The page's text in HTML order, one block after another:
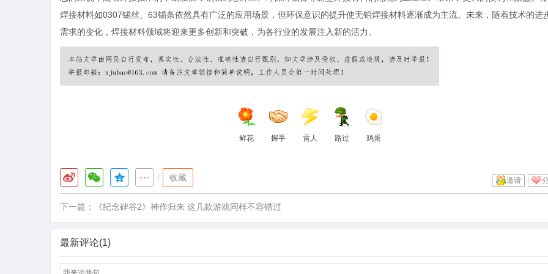
焊接材料如0307锡丝、63锡条依然具有广泛的应用场景，但环保意识的提升使无铅焊接材料逐渐成为主流。未来，随着技术的进
需求的变化，焊接材料领域将迎来更多创新和突破，为各行业的发展注入新的活力。
鲜花 握手 雷人 路过 鸡蛋
收藏 邀请
下一篇： 《纪念碑谷2》神作归来 这几款游戏同样不容错过
最新评论(1)